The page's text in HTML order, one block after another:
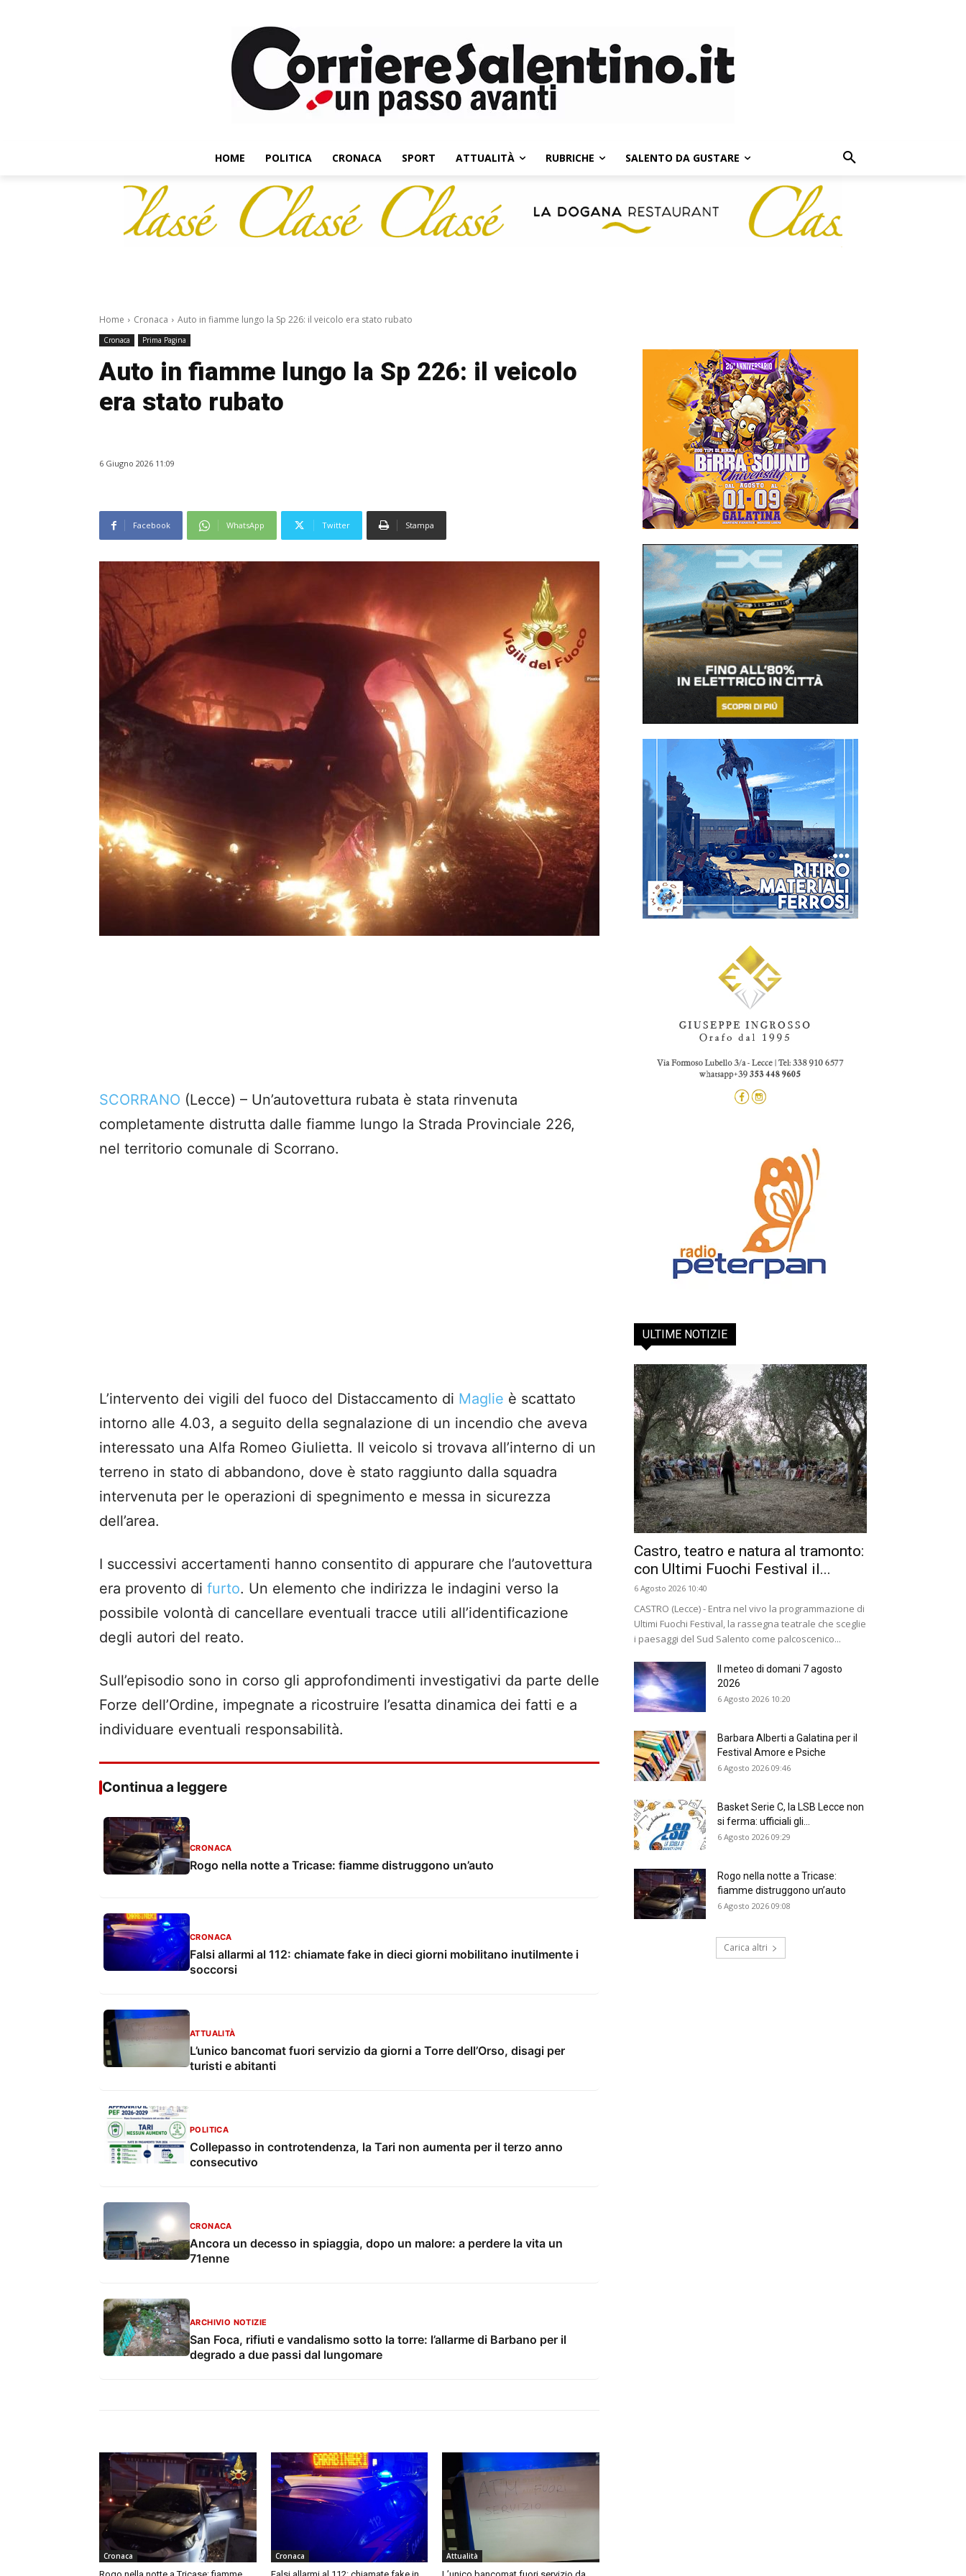
HOME POLITICA CRONACA SPORT ATTUALITÀ RUBRICHE SALENTO DA GUSTARE
Home Cronaca Auto in fiamme lungo la Sp 226: il veicolo era stato rubato
Cronaca Prima Pagina
Auto in fiamme lungo la Sp 226: il veicolo
era stato rubato
6 Giugno 2026 11:09
Facebook WhatsApp Twitter Stampa
SCORRANO (Lecce) – Un’autovettura rubata è stata rinvenuta
completamente distrutta dalle fiamme lungo la Strada Provinciale 226,
nel territorio comunale di Scorrano.
L’intervento dei vigili del fuoco del Distaccamento di Maglie è scattato
intorno alle 4.03, a seguito della segnalazione di un incendio che aveva
interessato una Alfa Romeo Giulietta. Il veicolo si trovava all’interno di un
terreno in stato di abbandono, dove è stato raggiunto dalla squadra
intervenuta per le operazioni di spegnimento e messa in sicurezza
dell’area.
I successivi accertamenti hanno consentito di appurare che l’autovettura
era provento di furto. Un elemento che indirizza le indagini verso la
possibile volontà di cancellare eventuali tracce utili all’identificazione
degli autori del reato.
Sull’episodio sono in corso gli approfondimenti investigativi da parte delle
Forze dell’Ordine, impegnate a ricostruire l’esatta dinamica dei fatti e a
individuare eventuali responsabilità.
Continua a leggere
CRONACA
Rogo nella notte a Tricase: fiamme distruggono un’auto
CRONACA
Falsi allarmi al 112: chiamate fake in dieci giorni mobilitano inutilmente i
soccorsi
ATTUALITÀ
L’unico bancomat fuori servizio da giorni a Torre dell’Orso, disagi per
turisti e abitanti
POLITICA
Collepasso in controtendenza, la Tari non aumenta per il terzo anno
consecutivo
CRONACA
Ancora un decesso in spiaggia, dopo un malore: a perdere la vita un
71enne
ARCHIVIO NOTIZIE
San Foca, rifiuti e vandalismo sotto la torre: l’allarme di Barbano per il
degrado a due passi dal lungomare
Cronaca Cronaca Attualità
ULTIME NOTIZIE
Castro, teatro e natura al tramonto:
con Ultimi Fuochi Festival il...
6 Agosto 2026 10:40
CASTRO (Lecce) - Entra nel vivo la programmazione di
Ultimi Fuochi Festival, la rassegna teatrale che sceglie
i paesaggi del Sud Salento come palcoscenico...
Il meteo di domani 7 agosto
2026
6 Agosto 2026 10:20
Barbara Alberti a Galatina per il
Festival Amore e Psiche
6 Agosto 2026 09:46
Basket Serie C, la LSB Lecce non
si ferma: ufficiali gli...
6 Agosto 2026 09:29
Rogo nella notte a Tricase:
fiamme distruggono un’auto
6 Agosto 2026 09:08
Carica altri